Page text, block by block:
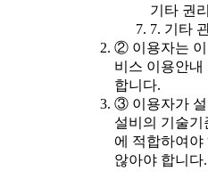
기타 권
7. 기타
② 이용자는 이
비스 이용안
합니다.
③ 이용자가 설
설비의 기술기
에 적합하여야
않아야 합니다.